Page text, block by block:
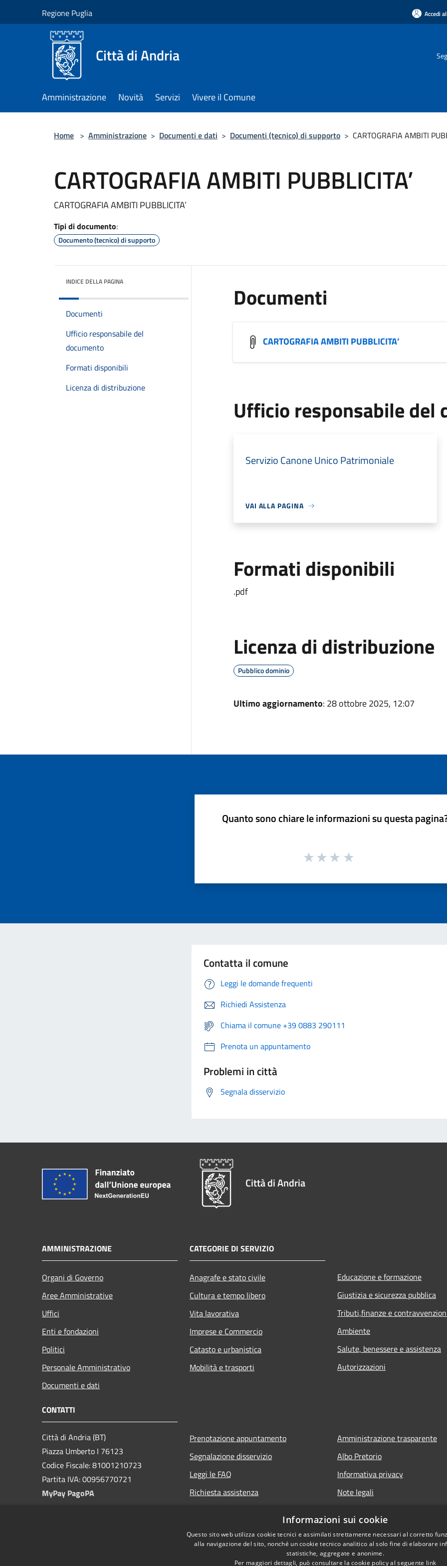
Regione Puglia Accedi
Città di Andria
Amministrazione Novità Servizi Vivere il Comune
Home > Amministrazione > Documenti e dati > Documenti (tecnico) di supporto > CARTOGRAFIA AMBITI
CARTOGRAFIA AMBITI PUBBLICITA’
CARTOGRAFIA AMBITI PUBBLICITA’
Tipi di documento:
Documento (tecnico) di supporto
INDICE DELLA PAGINA
Documenti
Ufficio responsabile del
documento
Formati disponibili
Licenza di distribuzione
Documenti
CARTOGRAFIA AMBITI PUBBLICITA’
Ufficio responsabile del
Servizio Canone Unico Patrimoniale
VAI ALLA PAGINA
Formati disponibili
.pdf
Licenza di distribuzione
Pubblico dominio
Ultimo aggiornamento: 28 ottobre 2025, 12:07
Quanto sono chiare le informazioni su questa
Contatta il comune
Leggi le domande frequenti
Richiedi Assistenza
Chiama il comune +39 0883 290111
Prenota un appuntamento
Problemi in città
Segnala disservizio
Città di Andria
AMMINISTRAZIONE
Organi di Governo
Aree Amministrative
Uffici
Enti e fondazioni
Politici
Personale Amministrativo
Documenti e dati
CATEGORIE DI SERVIZIO
Anagrafe e stato civile
Cultura e tempo libero
Vita lavorativa
Imprese e Commercio
Catasto e urbanistica
Mobilità e trasporti
Educazione e formazione
Giustizia e sicurezza pubblica
Tributi,finanze e
Ambiente
Salute, benessere e assistenza
Autorizzazioni
CONTATTI
Città di Andria (BT)
Piazza Umberto I 76123
Codice Fiscale: 81001210723
Partita IVA: 00956770721
MyPay PagoPA
Prenotazione appuntamento
Segnalazione disservizio
Leggi le FAQ
Richiesta assistenza
Amministrazione trasparente
Albo Pretorio
Informativa privacy
Note legali
Informazioni sui cookie
Questo sito web utilizza cookie tecnici e assimilati strettamente necessari al corretto
alla navigazione del sito, nonché un cookie tecnico analitico al solo fine di elaborare
statistiche, aggregate e anonime.
Per maggiori dettagli, può consultare la cookie policy al seguente link